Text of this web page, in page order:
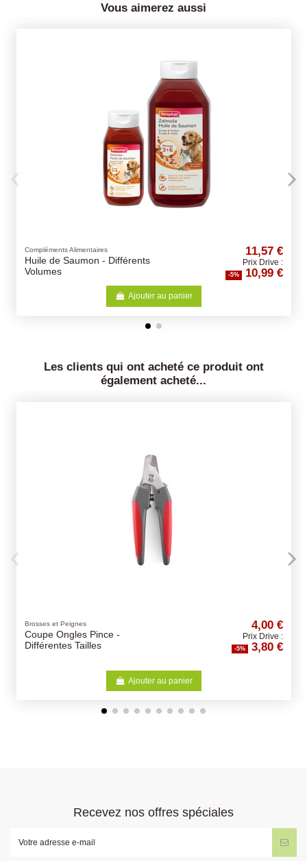
Vous aimerez aussi
Prix Drive :
Compléments Alimentaires
Graisse de Mouton - 430ml
Les clients qui ont acheté ce produit ont
également acheté...
Litière Sandy Clumping
Ocean Breeze 10kg
Recevez nos offres spéciales